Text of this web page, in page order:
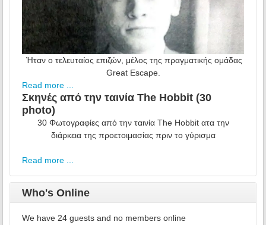
Ήταν ο τελευταίος επιζών, μέλος της πραγματικής ομάδας
Great Escape.
Read more ...
Σκηνές από την ταινία The Hobbit (30
photo)
30 Φωτογραφίες από την ταινία The Hobbit ατα την
διάρκεια της προετοιμασίας πριν το γύρισμα
Read more ...
Who's Online
We have 24 guests and no members online